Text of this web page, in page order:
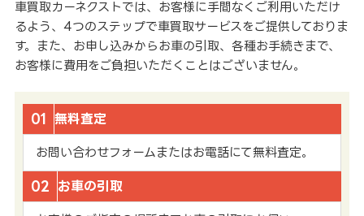
車買取カーネクストでは、お客様に手間なくご利用いただけ
るよう、4つのステップで車買取サービスをご提供しておりま
す。また、お申し込みからお車の引取、各種お手続きまで、
お客様に費用をご負担いただくことはございません。
01 無料査定
お問い合わせフォームまたはお電話にて無料査定。
02 お車の引取